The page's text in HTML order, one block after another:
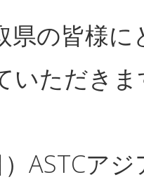
県の皆様
いただき
ASTCア